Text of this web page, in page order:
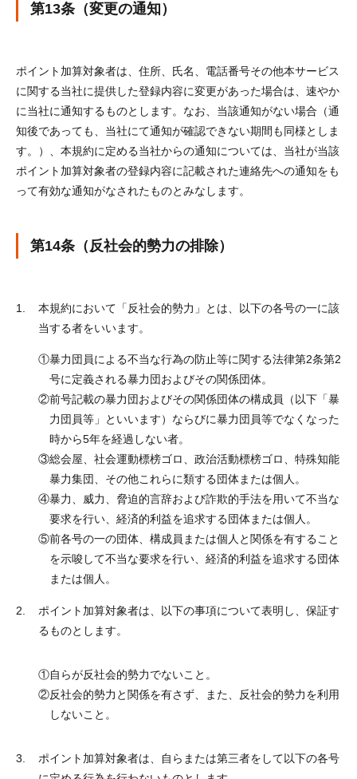
第13条（変更の通知）
ポイント加算対象者は、住所、氏名、電話番号その他本サービス
に関する当社に提供した登録内容に変更があった場合は、速やか
に当社に通知するものとします。なお、当該通知がない場合（通
知後であっても、当社にて通知が確認できない期間も同様としま
す。）、本規約に定める当社からの通知については、当社が当該
ポイント加算対象者の登録内容に記載された連絡先への通知をも
って有効な通知がなされたものとみなします。
第14条（反社会的勢力の排除）
本規約において「反社会的勢力」とは、以下の各号の一に該
当する者をいいます。
①暴力団員による不当な行為の防止等に関する法律第2条第2
号に定義される暴力団およびその関係団体。
②前号記載の暴力団およびその関係団体の構成員（以下「暴
力団員等」といいます）ならびに暴力団員等でなくなった
時から5年を経過しない者。
③総会屋、社会運動標榜ゴロ、政治活動標榜ゴロ、特殊知能
暴力集団、その他これらに類する団体または個人。
④暴力、威力、脅迫的言辞および詐欺的手法を用いて不当な
要求を行い、経済的利益を追求する団体または個人。
⑤前各号の一の団体、構成員または個人と関係を有すること
を示唆して不当な要求を行い、経済的利益を追求する団体
または個人。
ポイント加算対象者は、以下の事項について表明し、保証す
るものとします。
①自らが反社会的勢力でないこと。
②反社会的勢力と関係を有さず、また、反社会的勢力を利用
しないこと。
ポイント加算対象者は、自らまたは第三者をして以下の各号